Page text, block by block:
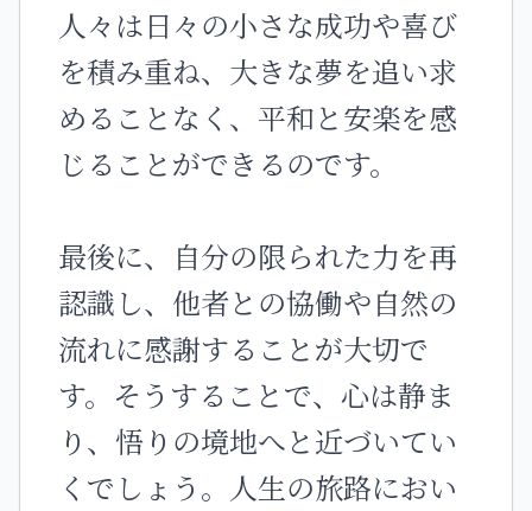
人々は日々の小さな成功や喜び
を積み重ね、大きな夢を追い求
めることなく、平和と安楽を感
じることができるのです。
最後に、自分の限られた力を再
認識し、他者との協働や自然の
流れに感謝することが大切で
す。そうすることで、心は静ま
り、悟りの境地へと近づいてい
くでしょう。人生の旅路におい